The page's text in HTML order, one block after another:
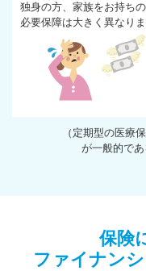
独身の方、家族をお持ち
必要保障は大きく異なりま
（定期型の医療
が一般的であ
保険
ファイナン